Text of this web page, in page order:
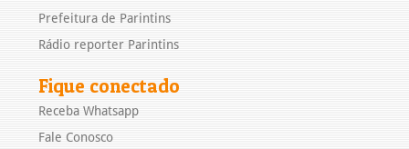
Prefeitura de Parintins
Rádio reporter Parintins
Fique conectado
Receba Whatsapp
Fale Conosco